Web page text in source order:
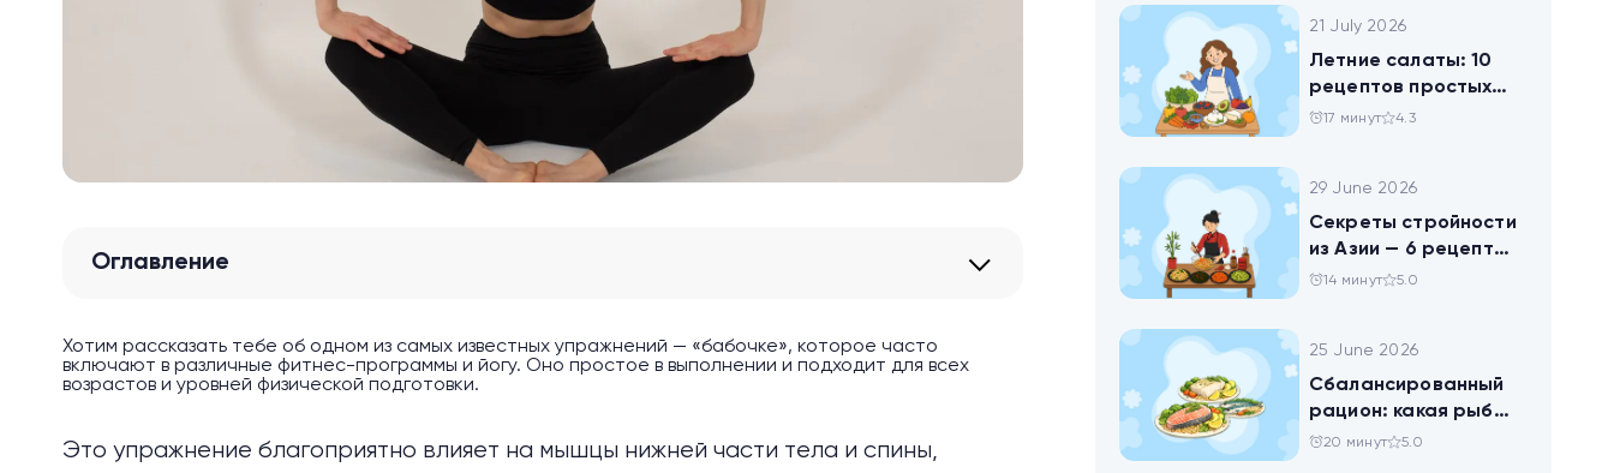
Оглавление
Хотим рассказать тебе об одном из самых известных упражнений — «бабочке», которое часто
включают в различные фитнес-программы и йогу. Оно простое в выполнении и подходит для всех
возрастов и уровней физической подготовки.
Это упражнение благоприятно влияет на мышцы нижней части тела и спины,
21 July 2026
Летние салаты: 10
рецептов простых
блюд для будней и
17 минут 4.3
29 June 2026
Секреты стройности
из Азии — 6 рецептов
китайских салатов
14 минут 5.0
25 June 2026
Сбалансированный
рацион: какая рыба
самая полезная
20 минут 5.0